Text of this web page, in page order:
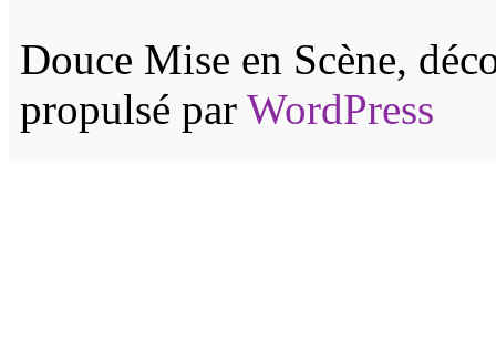
Douce Mise en Scène,
propulsé par WordPress